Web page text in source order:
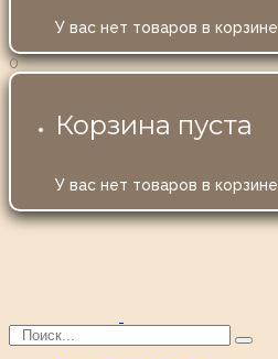
У вас нет товаров в корзине
0
Корзина пуста
У вас нет товаров в корзине